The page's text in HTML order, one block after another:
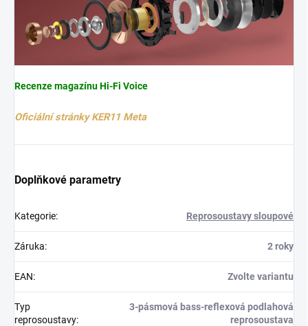
Recenze magazínu Hi-Fi Voice
Oficiální stránky KER11 Meta
Doplňkové parametry
Kategorie: Reprosoustavy sloupové
Záruka: 2 roky
EAN: Zvolte variantu
Typ
reprosoustavy:
3-pásmová bass-reflexová podlahová
reprosoustava